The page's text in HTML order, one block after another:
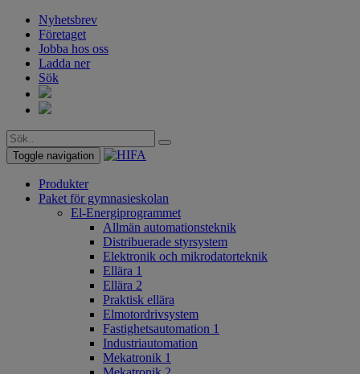
Nyhetsbrev
Företaget
Jobba hos oss
Ladda ner
Sök
Toggle navigation
Produkter
Paket för gymnasieskolan
El-Energiprogrammet
Allmän automationsteknik
Distribuerade styrsystem
Elektronik och mikrodatorteknik
Ellära 1
Ellära 2
Praktisk ellära
Elmotordrivsystem
Fastighetsautomation 1
Industriautomation
Mekatronik 1